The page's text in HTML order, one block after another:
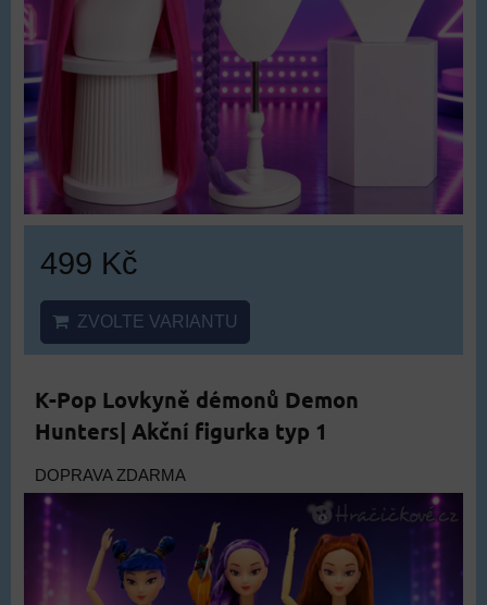
499 Kč
ZVOLTE VARIANTU
K-Pop Lovkyně démonů Demon
Hunters| Akční figurka typ 1
DOPRAVA ZDARMA